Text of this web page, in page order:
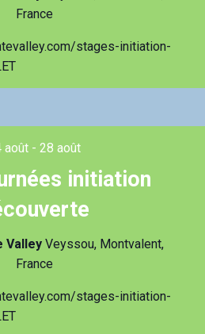
France
stages-initiation-
initiation
août - 28 août
Valley Veyssou, Montvalent,
France
stages-initiation-